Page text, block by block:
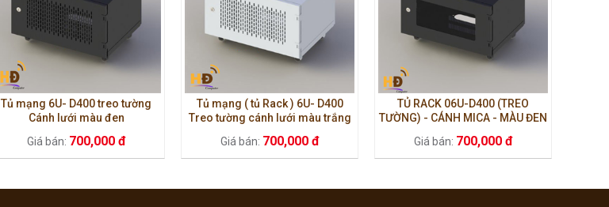
Tủ mạng 6U- D400 treo tường
Cánh lưới màu đen
Giá bán: 700,000 đ
Tủ mạng ( tủ Rack ) 6U- D400
Treo tường cánh lưới màu trắng
Giá bán: 700,000 đ
TỦ RACK 06U-D400 (TREO
TƯỜNG) - CÁNH MICA - MÀU ĐEN
Giá bán: 700,000 đ